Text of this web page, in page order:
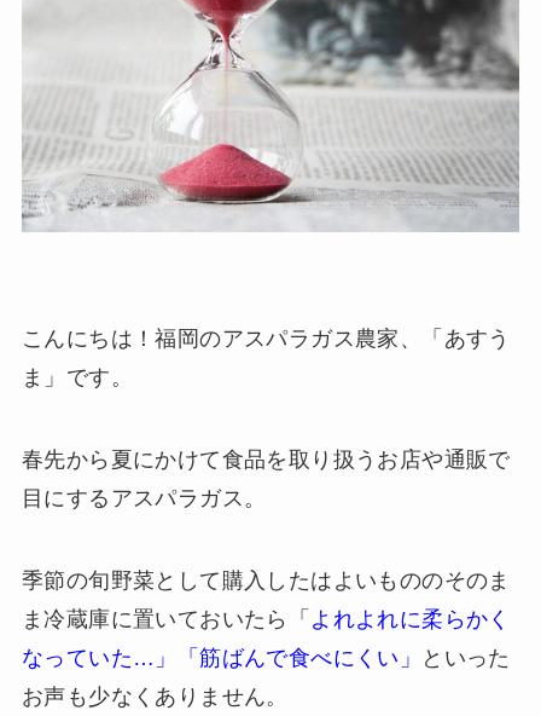
こんにちは！福岡のアスパラガス農家、「あすう
ま」です。
春先から夏にかけて食品を取り扱うお店や通販で
目にするアスパラガス。
季節の旬野菜として購入したはよいもののそのま
ま冷蔵庫に置いておいたら「 よれよれに柔らかく
なっていた…」「筋ばんで食べにくい」
といった
お声も少なくありません。